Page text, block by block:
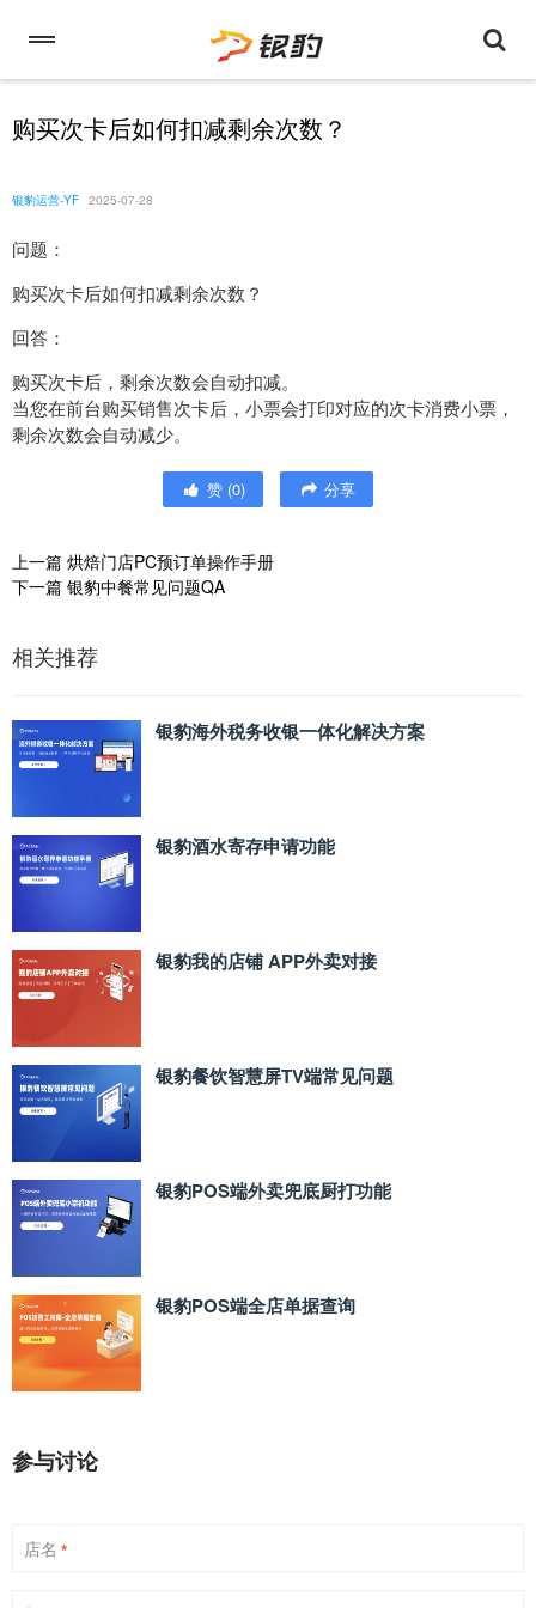
购买次卡后如何扣减剩余次数？
银豹运营-YF 2025-07-28
问题：
购买次卡后如何扣减剩余次数？
回答：
购买次卡后，剩余次数会自动扣减。
当您在前台购买销售次卡后，小票会打印对应的次卡消费小票，
剩余次数会自动减少。
赞 (0) 分享
上一篇 烘焙门店PC预订单操作手册
下一篇 银豹中餐常见问题QA
相关推荐
银豹海外税务收银一体化解决方案
银豹酒水寄存申请功能
银豹我的店铺 APP外卖对接
银豹餐饮智慧屏TV端常见问题
银豹POS端外卖兜底厨打功能
银豹POS端全店单据查询
参与讨论
店名 *